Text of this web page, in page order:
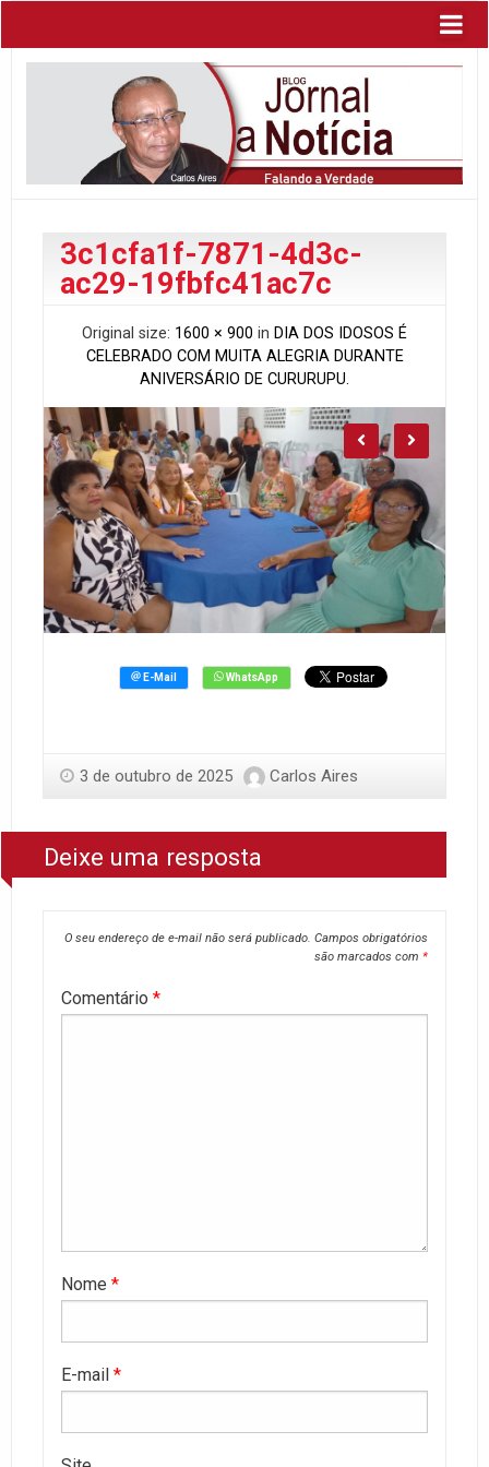
3c1cfa1f-7871-4d3c-
ac29-19fbfc41ac7c
Original size: 1600 × 900 in DIA DOS IDOSOS É
CELEBRADO COM MUITA ALEGRIA DURANTE
ANIVERSÁRIO DE CURURUPU.
3 de outubro de 2025 Carlos Aires
Deixe uma resposta
O seu endereço de e-mail não será publicado. Campos obrigatórios
são marcados com *
Comentário *
Nome *
E-mail *